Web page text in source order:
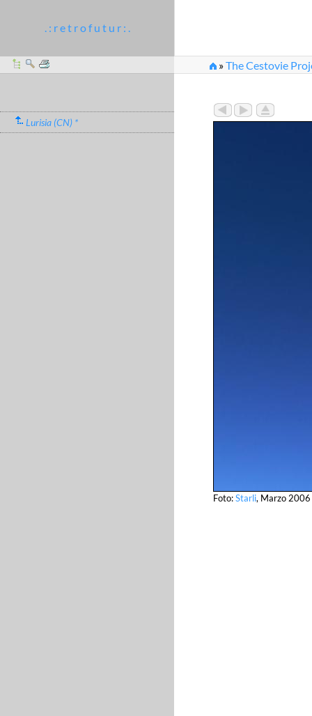
. : r e t r o f u t u r : .
»The Cestovie
Lurisia (CN) *
Foto:Starli, Marzo 2006